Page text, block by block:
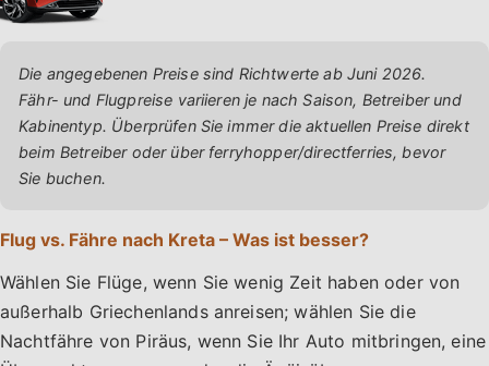
Die angegebenen Preise sind Richtwerte ab Juni 2026.
Fähr- und Flugpreise variieren je nach Saison, Betreiber und
Kabinentyp. Überprüfen Sie immer die aktuellen Preise direkt
beim Betreiber oder über ferryhopper/directferries, bevor
Sie buchen.
Flug vs. Fähre nach Kreta – Was ist besser?
Wählen Sie Flüge, wenn Sie wenig Zeit haben oder von
außerhalb Griechenlands anreisen; wählen Sie die
Nachtfähre von Piräus, wenn Sie Ihr Auto mitbringen, eine